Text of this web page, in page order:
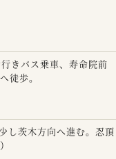
きバス乗車、寿命院前
徒歩。
し茨木方向へ進む。忍頂